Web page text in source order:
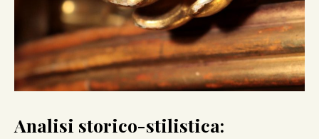
Analisi storico-stilistica: